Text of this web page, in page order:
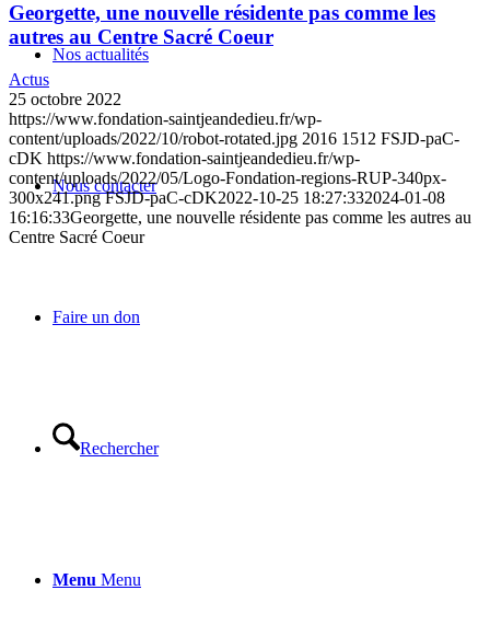
Nos actualités
Nous contacter
Faire un don
Rechercher
Menu Menu
Georgette, une nouvelle résidente pas comme les
autres au Centre Sacré Coeur
Actus
25 octobre 2022
https://www.fondation-saintjeandedieu.fr/wp-
content/uploads/2022/10/robot-rotated.jpg 2016 1512 FSJD-paC-
cDK https://www.fondation-saintjeandedieu.fr/wp-
content/uploads/2022/05/Logo-Fondation-regions-RUP-340px-
300x241.png FSJD-paC-cDK2022-10-25 18:27:332024-01-08
16:16:33Georgette, une nouvelle résidente pas comme les autres au
Centre Sacré Coeur